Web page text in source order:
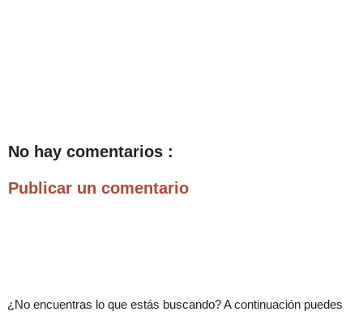
No hay comentarios :
Publicar un comentario
¿No encuentras lo que estás buscando? A continuación puedes